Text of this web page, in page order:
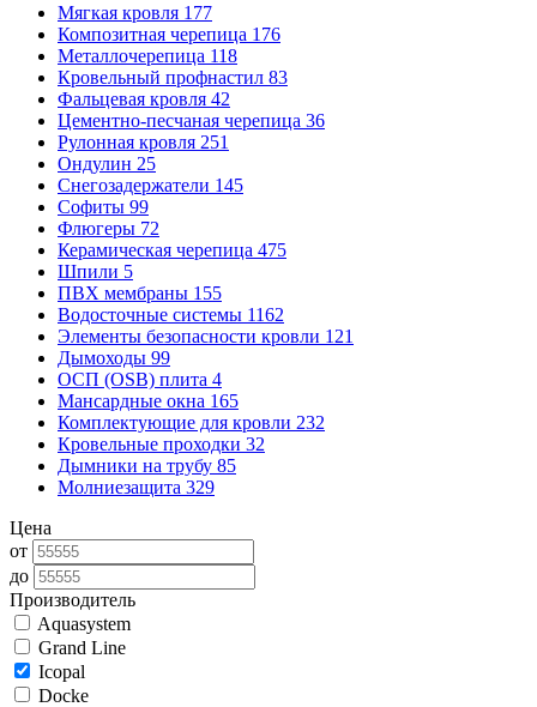
Мягкая кровля 177
Композитная черепица 176
Металлочерепица 118
Кровельный профнастил 83
Фальцевая кровля 42
Цементно-песчаная черепица 36
Рулонная кровля 251
Ондулин 25
Снегозадержатели 145
Софиты 99
Флюгеры 72
Керамическая черепица 475
Шпили 5
ПВХ мембраны 155
Водосточные системы 1162
Элементы безопасности кровли 121
Дымоходы 99
ОСП (OSB) плита 4
Мансардные окна 165
Комплектующие для кровли 232
Кровельные проходки 32
Дымники на трубу 85
Молниезащита 329
Цена
от
до
Производитель
Aquasystem
Grand Line
Icopal
Docke